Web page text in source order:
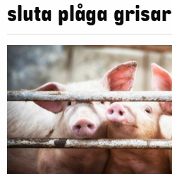
sluta plåga grisar